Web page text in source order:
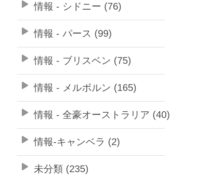
情報 - シドニー (76)
情報 - パース (99)
情報 - ブリスベン (75)
情報 - メルボルン (165)
情報 - 全豪オーストラリア (40)
情報-キャンベラ (2)
未分類 (235)